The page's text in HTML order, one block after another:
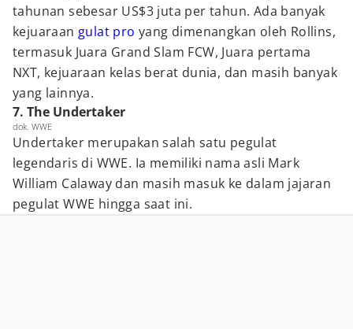
tahunan sebesar US$3 juta per tahun. Ada banyak
kejuaraan gulat pro yang dimenangkan oleh Rollins,
termasuk Juara Grand Slam FCW, Juara pertama
NXT, kejuaraan kelas berat dunia, dan masih banyak
yang lainnya.
7. The Undertaker
dok. WWE
Undertaker merupakan salah satu pegulat
legendaris di WWE. Ia memiliki nama asli Mark
William Calaway dan masih masuk ke dalam jajaran
pegulat WWE hingga saat ini.